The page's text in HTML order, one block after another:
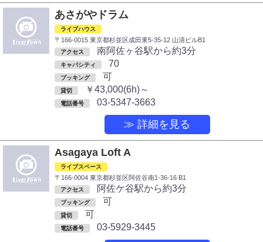
あさがやドラム
ライブハウス
〒166-0015 東京都杉並区成田東5-35-12 山清ビルB1
アクセス 南阿佐ヶ谷駅から約3分
キャパシティ 70
ブッキング 可
貸切 ￥43,000(6h)～
電話番号 03-5347-3663
≫ 詳細を見る
Asagaya Loft A
ライブスペース
〒166-0004 東京都杉並区阿佐谷南1-36-16 B1
アクセス 阿佐ケ谷駅から約3分
ブッキング 可
貸切 可
電話番号 03-5929-3445